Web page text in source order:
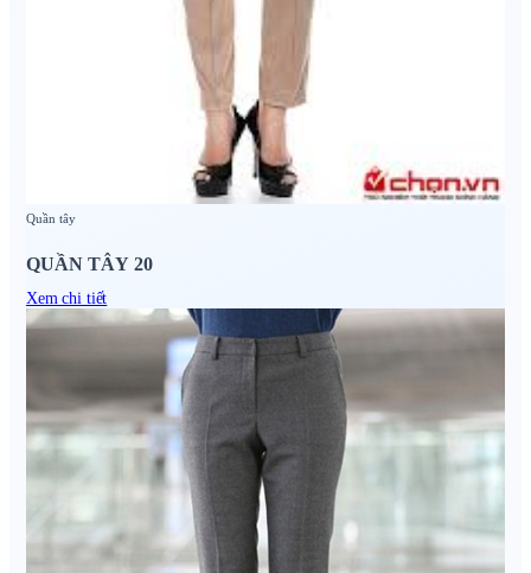
Quần tây
QUẦN TÂY 20
Xem chi tiết